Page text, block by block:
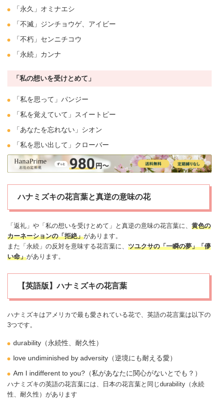
「永久」 オミナエシ
「不滅」 ジンチョウゲ、 アイビー
「不朽」 センニチコウ
「永続」 カンナ
「私の想いを受けとめて」
「私を思って」 パンジー
「私を覚えていて」
スイートピー
「あなたを忘れない」 シオン
「私を思い出して」 クローバー
ハナミズキの花言葉と真逆の意味の花
「返礼」や「私の想いを受けとめて」と真逆の意味の花言葉に、 黄色の
カーネーションの「拒絶」があります。
また「永続」の反対を意味する花言葉に、 ツユクサの「一瞬の夢」「儚
い命」があります。
【英語版】ハナミズキの花言葉
ハナミズキはアメリカで最も愛されている花で、英語の花言葉は以下の
3つです。
durability（永続性、耐久性）
love undiminished by adversity（逆境にも耐える愛）
Am I indifferent to you?（私があなたに関心がないとでも？）
ハナミズキの英語の花言葉には、日本の花言葉と同じdurability（永続
性、耐久性）があります